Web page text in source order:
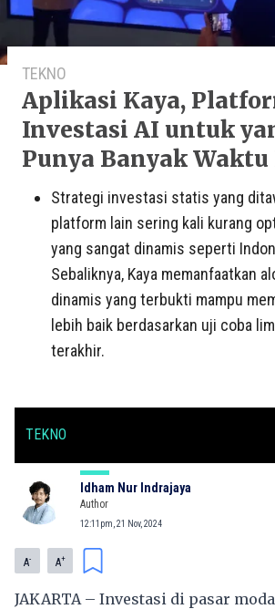
TEKNO
Aplikasi Kaya,
Investasi AI untuk
Punya Banyak
Strategi investasi statis yang
platform lain sering kali kurang
yang sangat dinamis seperti
Sebaliknya, Kaya memanfaatkan
dinamis yang terbukti mampu
lebih baik berdasarkan uji coba
terakhir.
TEKNO
Idham Nur Indrajaya
Author
12:11pm, 21 Nov, 2024
A- A+
JAKARTA – Investasi di pasar